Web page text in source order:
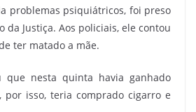
problemas psiquiátricos, foi preso
da Justiça. Aos policiais, ele contou
ter matado a mãe.
que nesta quinta havia ganhado
isso, teria comprado cigarro e